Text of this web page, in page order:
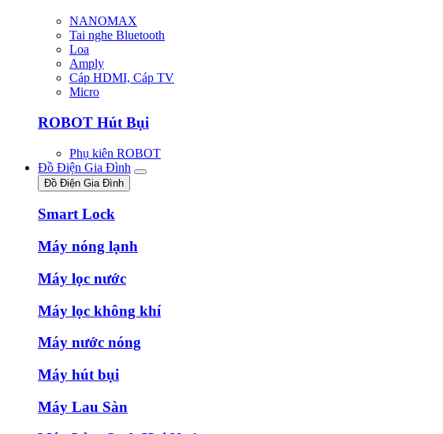
NANOMAX
Tai nghe Bluetooth
Loa
Amply
Cáp HDMI, Cáp TV
Micro
ROBOT Hút Bụi
Phụ kiên ROBOT
Đồ Điện Gia Đình
Đồ Điện Gia Đình
Smart Lock
Máy nóng lạnh
Máy lọc nước
Máy lọc không khí
Máy nước nóng
Máy hút bụi
Máy Lau Sàn